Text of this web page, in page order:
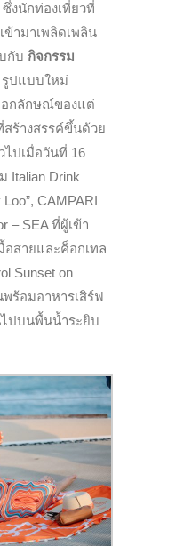
งนักท่องเที่ยวที่
ข้ามาเพลิดเพลิน
กับ กิจกรรม
รูปแบบใหม่
อกลักษณ์ของแต่
สร้างสรรค์ขึ้นด้วย
ไปเมื่อวันที่ 16
Italian Drink
CAMPARI
– SEA ที่ผู้เข้า
สายและค็อกเทล
Sunset on
ร้อมอาหารเสิร์ฟ
ปบนพื้นน้ำระยิบ